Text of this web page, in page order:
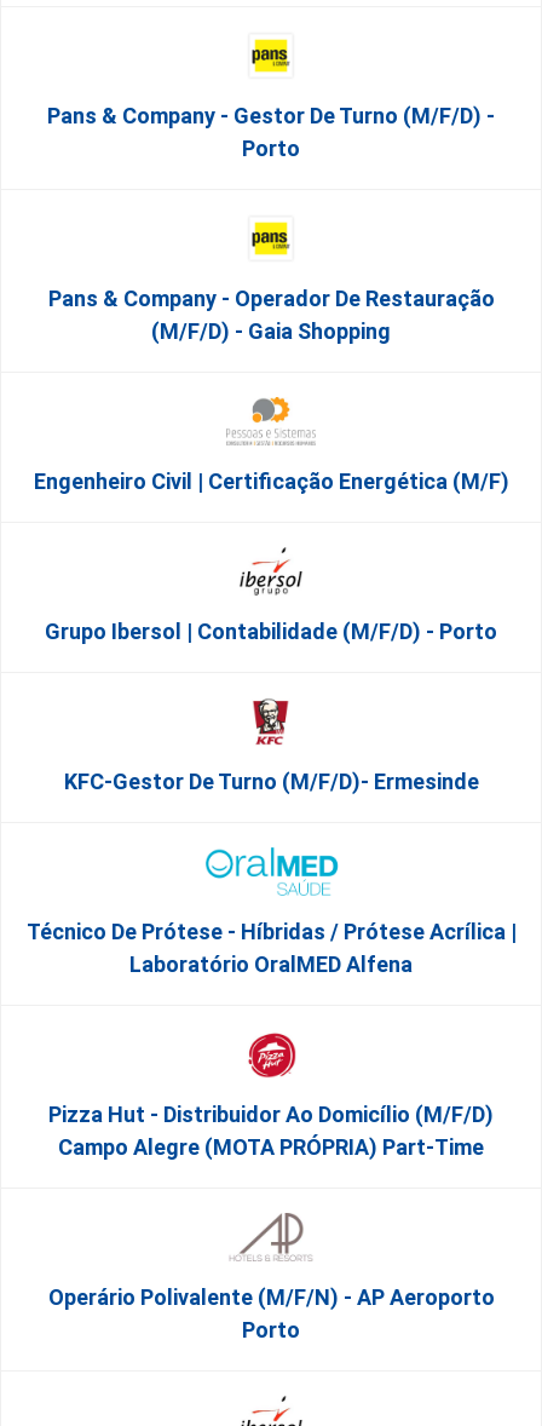
Pans & Company - Gestor De Turno (m/f/d) -
Porto
Pans & Company - Operador De Restauração
(m/f/d) - Gaia Shopping
Engenheiro Civil | Certificação Energética (m/f)
Grupo Ibersol | Contabilidade (m/f/d) - Porto
KFC-Gestor De Turno (m/f/d)- Ermesinde
Técnico De Prótese - Híbridas / Prótese Acrílica |
Laboratório OralMED Alfena
Pizza Hut - Distribuidor Ao Domicílio (m/f/d)
Campo Alegre (MOTA PRÓPRIA) Part-Time
Operário Polivalente (m/f/n) - AP Aeroporto
Porto